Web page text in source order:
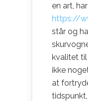
en art,
https://
står og
kvalitet til
ikke
at